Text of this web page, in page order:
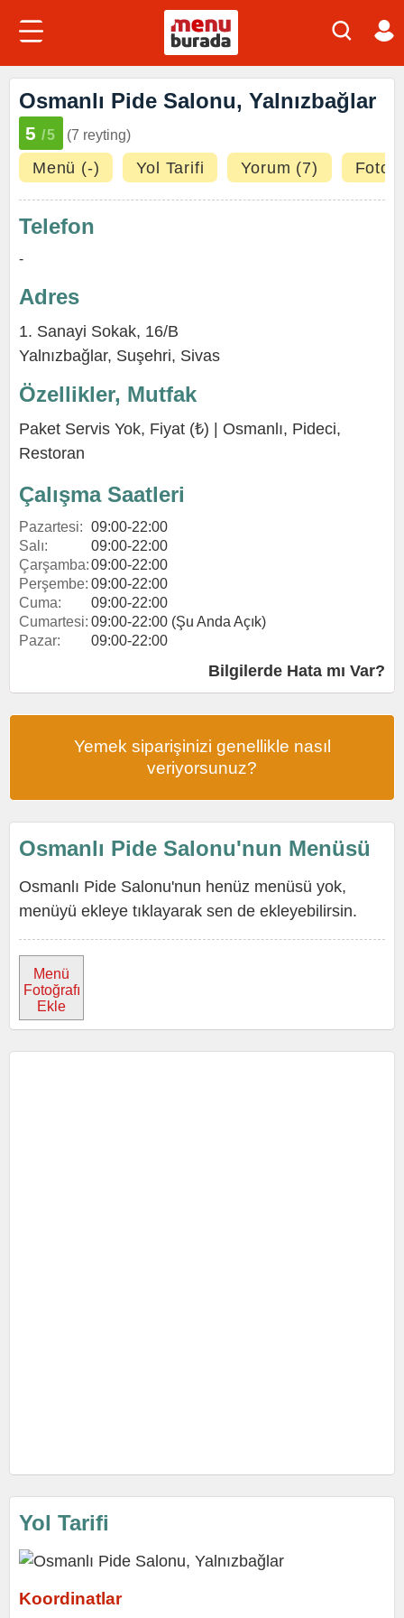
Osmanlı Pide Salonu, Yalnızbağlar
5 /5 (7 reyting)
Menü (-) Yol Tarifi Yorum (7)
Telefon
-
Adres
1. Sanayi Sokak, 16/B
Yalnızbağlar, Suşehri, Sivas
Özellikler, Mutfak
Paket Servis Yok, Fiyat (₺) | Osmanlı, Pideci,
Restoran
Çalışma Saatleri
Pazartesi: 09:00-22:00
Salı:
09:00-22:00
Çarşamba:09:00-22:00
Perşembe: 09:00-22:00
Cuma:
09:00-22:00
Cumartesi: 09:00-22:00 (Şu Anda Açık)
Pazar:
09:00-22:00
Bilgilerde Hata mı Var?
Yemek siparişinizi genellikle nasıl
veriyorsunuz?
Osmanlı Pide Salonu'nun Menüsü
Osmanlı Pide Salonu'nun henüz menüsü yok,
menüyü ekleye tıklayarak sen de ekleyebilirsin.
Menü
Fotoğrafı
Ekle
Yol Tarifi
Koordinatlar